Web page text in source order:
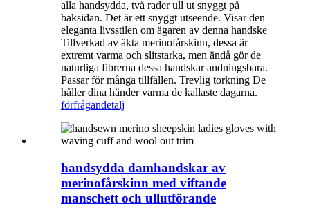
alla handsydda, två rader ull ut snyggt på
baksidan. Det är ett snyggt utseende. Visar den
eleganta livsstilen om ägaren av denna handske
Tillverkad av äkta merinofårskinn, dessa är
extremt varma och slitstarka, men ändå gör de
naturliga fibrerna dessa handskar andningsbara.
Passar för många tillfällen. Trevlig torkning De
håller dina händer varma de kallaste dagarna.
förfrågandetalj
handsydda damhandskar av
merinofårskinn med viftande
manschett och ullutförande